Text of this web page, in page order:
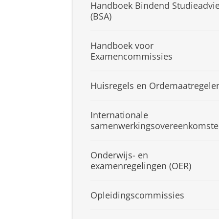
Handboek Bindend
(BSA)
Handboek voor
Examencommissies
Huisregels en
Internationale
Onderwijs- en
examenregelingen (OER)
Opleidingscommissies